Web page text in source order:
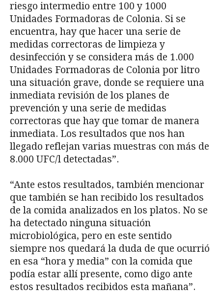
riesgo intermedio entre 100 y 1000
Unidades Formadoras de Colonia. Si se
encuentra, hay que hacer una serie de
medidas correctoras de limpieza y
desinfección y se considera más de 1.000
Unidades Formadoras de Colonia por litro
una situación grave, donde se requiere una
inmediata revisión de los planes de
prevención y una serie de medidas
correctoras que hay que tomar de manera
inmediata. Los resultados que nos han
llegado reflejan varias muestras con más de
8.000 UFC/l detectadas”.
“Ante estos resultados, también mencionar
que también se han recibido los resultados
de la comida analizados en los platos. No se
ha detectado ninguna situación
microbiológica, pero en este sentido
siempre nos quedará la duda de que ocurrió
en esa “hora y media” con la comida que
podía estar allí presente, como digo ante
estos resultados recibidos esta mañana”.